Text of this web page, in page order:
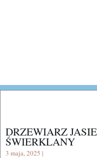
DRZEWIARZ
ŚWIERKLANY
3 maja, 2025 |